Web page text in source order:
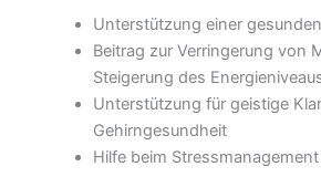
Unterstützung einer
Beitrag zur Verringerung von
Steigerung des
Unterstützung für geistige
Gehirngesundheit
Hilfe beim